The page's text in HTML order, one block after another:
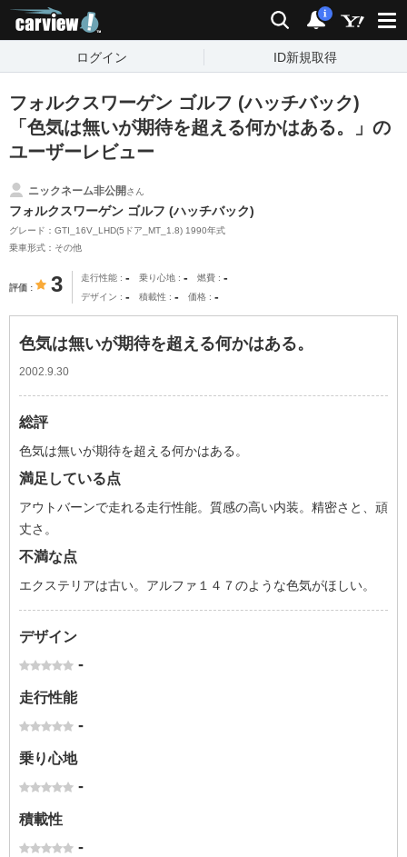
検索 通知
i
ログイン ID新規取得
フォルクスワーゲン ゴルフ (ハッチバック)
「色気は無いが期待を超える何かはある。」の
ユーザーレビュー
ニックネーム非公開さん
フォルクスワーゲン ゴルフ (ハッチバック)
グレード：GTI_16V_LHD(5ドア_MT_1.8) 1990年式
乗車形式：その他
評価 3 走行性能 - 乗り心地 - 燃費 -
デザイン - 積載性 - 価格 -
色気は無いが期待を超える何かはある。
2002.9.30
総評
色気は無いが期待を超える何かはある。
満足している点
アウトバーンで走れる走行性能。質感の高い内装。精密さと、頑
丈さ。
不満な点
エクステリアは古い。アルファ１４７のような色気がほしい。
デザイン
-
走行性能
-
乗り心地
-
積載性
-